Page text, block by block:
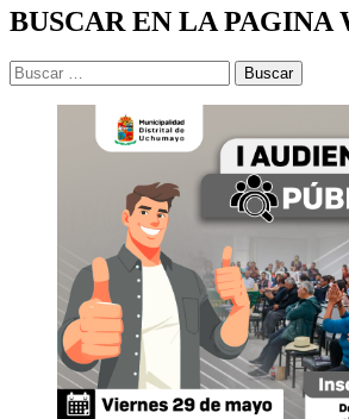
BUSCAR EN LA PAGINA
Buscar: